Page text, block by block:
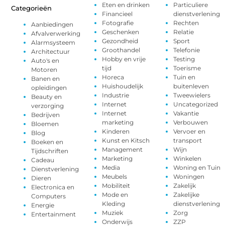
Categorieën
Aanbiedingen
Afvalverwerking
Alarmsysteem
Architectuur
Auto's en
Motoren
Banen en
opleidingen
Beauty en
verzorging
Bedrijven
Bloemen
Blog
Boeken en
Tijdschriften
Cadeau
Dienstverlening
Dieren
Electronica en
Computers
Energie
Entertainment
Eten en drinken
Financieel
Fotografie
Geschenken
Gezondheid
Groothandel
Hobby en vrije
tijd
Horeca
Huishoudelijk
Industrie
Internet
Internet
marketing
Kinderen
Kunst en Kitsch
Management
Marketing
Media
Meubels
Mobiliteit
Mode en
Kleding
Muziek
Onderwijs
Particuliere
dienstverlening
Rechten
Relatie
Sport
Telefonie
Testing
Toerisme
Tuin en
buitenleven
Tweewielers
Uncategorized
Vakantie
Verbouwen
Vervoer en
transport
Wijn
Winkelen
Woning en Tuin
Woningen
Zakelijk
Zakelijke
dienstverlening
Zorg
ZZP